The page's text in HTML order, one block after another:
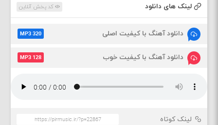
لینک های دانلود کد پخش آنلاین
دانلود آهنگ با کیفیت اصلی MP3 320
دانلود آهنگ با کیفیت خوب MP3 128
لینک کوتاه